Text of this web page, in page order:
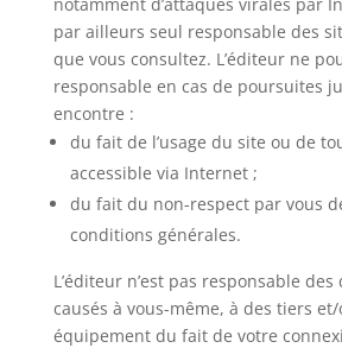
par ailleurs seul responsable des
que vous consultez. L’éditeur ne
responsable en cas de poursuites
encontre :
du fait de l’usage du site ou de
accessible via Internet ;
du fait du non-respect par vous
conditions générales.
L’éditeur n’est pas responsable des
causés à vous-même, à des tiers
équipement du fait de votre